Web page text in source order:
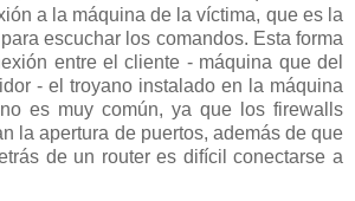
a la máquina de la víctima, que es la
escuchar los comandos. Esta forma
entre el cliente - máquina que del
- el troyano instalado en la máquina
es muy común, ya que los firewalls
la apertura de puertos, además de que
de un router es difícil conectarse a